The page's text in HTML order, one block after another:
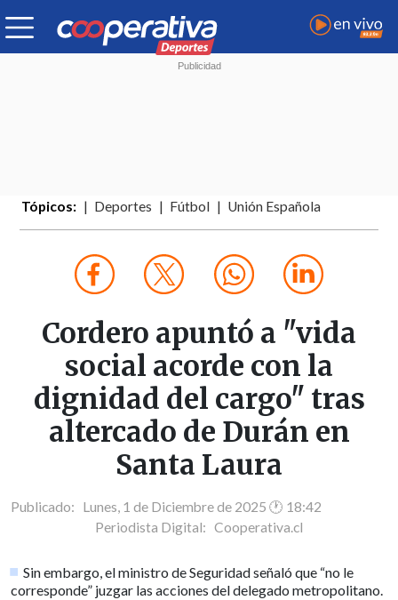
Tópicos: Deportes Fútbol Unión Española
Cordero apuntó a "vida
social acorde con la
dignidad del cargo" tras
altercado de Durán en
Santa Laura
Publicado: Lunes, 1 de Diciembre de 2025 🕐 18:42
Periodista Digital: Cooperativa.cl
Sin embargo, el ministro de Seguridad señaló que “no le
corresponde” juzgar las acciones del delegado metropolitano.